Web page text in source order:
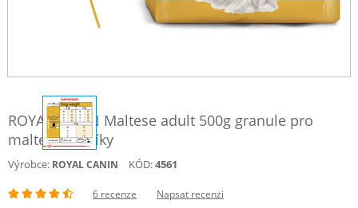
ROYAL CANIN Maltese adult 500g granule pro
maltézské psíky
Výrobce: ROYAL CANIN KÓD:4561
6 recenze Napsat recenzi